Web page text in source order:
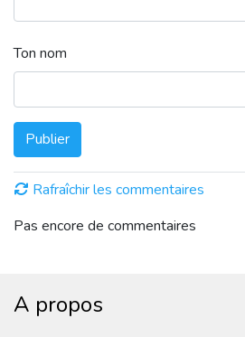
Ton nom
Publier
Rafraîchir les commentaires
Pas encore de commentaires
A propos